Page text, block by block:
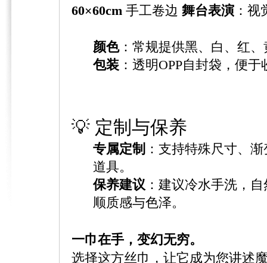
60×60cm ​ 手工卷边 舞台表演 ：
颜色：常规提供黑、白、红
包装 ：透明OPP自封袋，便
💡 定制与保养
专属定制 ：支持特殊尺寸、
道具。
保养建议 ：建议冷水手洗，
顺质感与色泽。
一巾在手，变幻无穷。
选择这方丝巾，让它成为您讲述